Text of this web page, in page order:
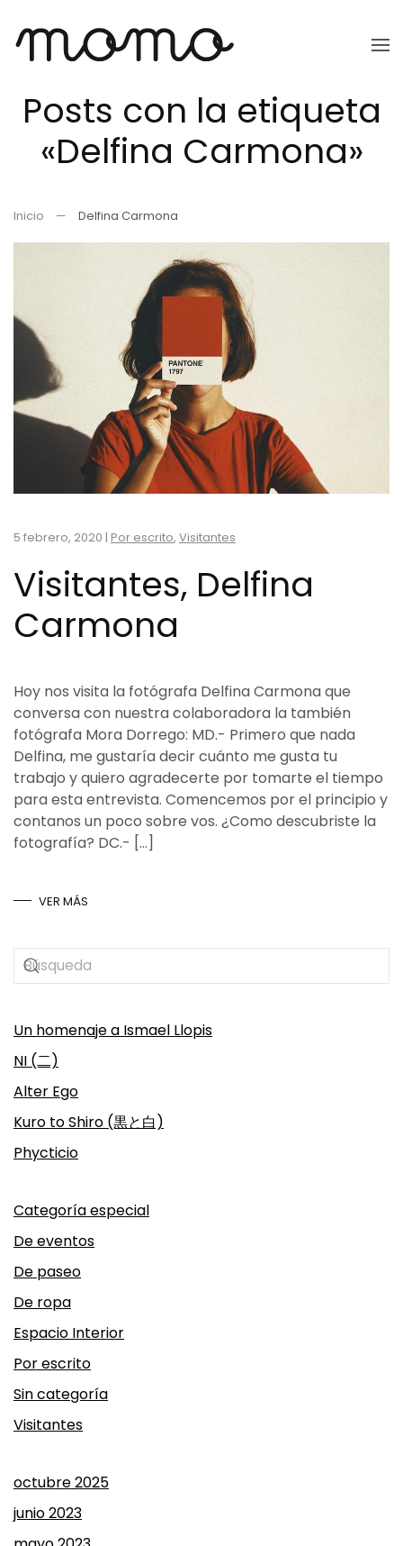
Ir
contenido
principal
Posts con la etiqueta
«Delfina Carmona»
Inicio Delfina Carmona
5 febrero, 2020 | Por escrito, Visitantes
Visitantes, Delfina
Carmona
Hoy nos visita la fotógrafa Delfina Carmona que
conversa con nuestra colaboradora la también
fotógrafa Mora Dorrego: MD.- Primero que nada
Delfina, me gustaría decir cuánto me gusta tu
trabajo y quiero agradecerte por tomarte el tiempo
para esta entrevista. Comencemos por el principio y
contanos un poco sobre vos. ¿Como descubriste la
fotografía? DC.- […]
VER MÁS
Un homenaje a Ismael Llopis
NI (二)
Alter Ego
Kuro to Shiro (黒と白)
Phycticio
Categoría especial
De eventos
De paseo
De ropa
Espacio Interior
Por escrito
Sin categoría
Visitantes
octubre 2025
junio 2023